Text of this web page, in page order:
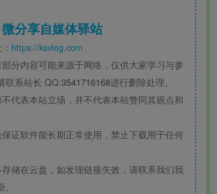
微分享自媒体驿站
https://ksvlog.com
分内容可能来源于网络，仅供大家学习与参
联系站长 QQ:3541716168进行删除处理。
代表本站立场，并不代表本站赞同其观点和
证软件能长期正常使用，禁止下载用于任何
储在云盘，如发现链接失效，请联系我们我